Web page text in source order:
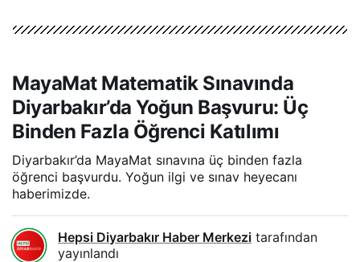
MayaMat Matematik Sınavında
Diyarbakır’da Yoğun Başvuru: Üç
Binden Fazla Öğrenci Katılımı
Diyarbakır’da MayaMat sınavına üç binden fazla
öğrenci başvurdu. Yoğun ilgi ve sınav heyecanı
haberimizde.
Hepsi Diyarbakır Haber Merkezi tarafından
yayınlandı